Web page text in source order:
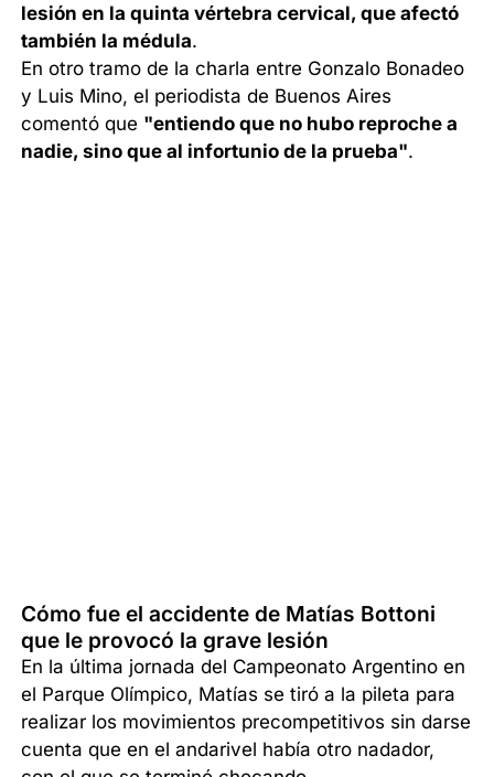
lesión en la quinta vértebra cervical, que afectó
también la médula.
En otro tramo de la charla entre Gonzalo Bonadeo
y Luis Mino, el periodista de Buenos Aires
comentó que "entiendo que no hubo reproche a
nadie, sino que al infortunio de la prueba".
Cómo fue el accidente de Matías Bottoni
que le provocó la grave lesión
En la última jornada del Campeonato Argentino en
el Parque Olímpico, Matías se tiró a la pileta para
realizar los movimientos precompetitivos sin darse
cuenta que en el andarivel había otro nadador,